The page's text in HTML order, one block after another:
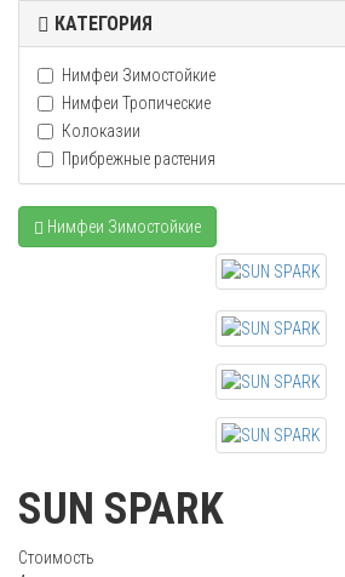
КАТЕГОРИЯ
Нимфеи Зимостойкие
Нимфеи Тропические
Колоказии
Прибрежные растения
Нимфеи Зимостойкие
SUN SPARK
Стоимость